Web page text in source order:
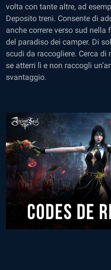
volta con tante altre, ad
Deposito treni. Consente di
anche correre verso sud nella
del paradiso dei camper. Di
scudi da raccogliere. Cerca
se atterri lì e non raccogli
svantaggio.